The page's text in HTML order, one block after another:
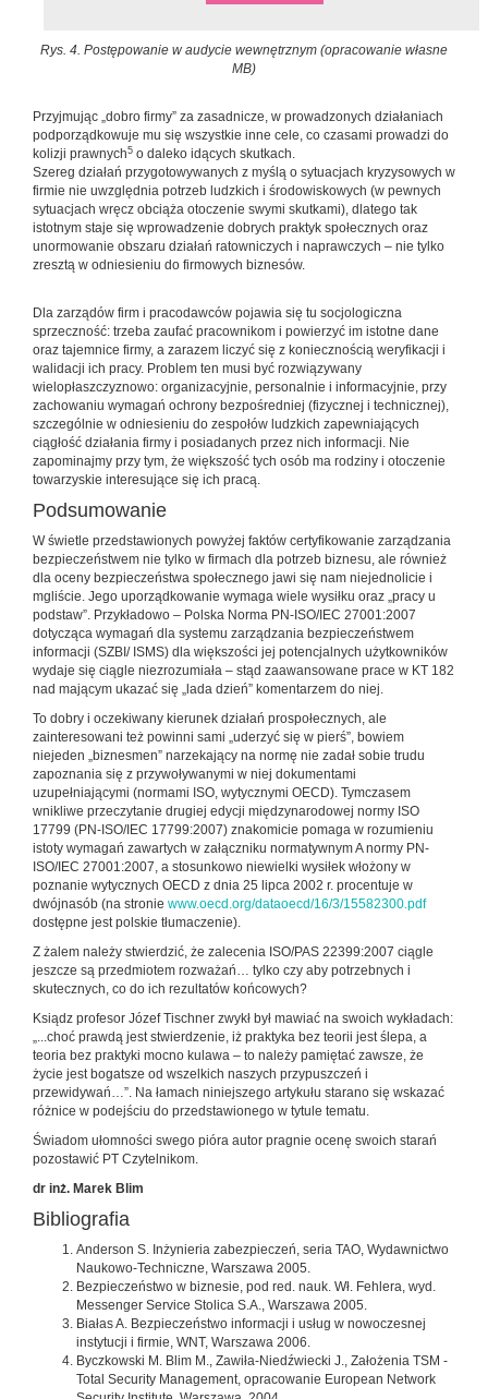
Rys. 4. Postępowanie w audycie wewnętrznym (opracowanie własne
MB)
Przyjmując „dobro firmy” za zasadnicze, w prowadzonych działaniach
podporządkowuje mu się wszystkie inne cele, co czasami prowadzi do
kolizji prawnych5 o daleko idących skutkach.
Szereg działań przygotowywanych z myślą o sytuacjach kryzysowych w
firmie nie uwzględnia potrzeb ludzkich i środowiskowych (w pewnych
sytuacjach wręcz obciąża otoczenie swymi skutkami), dlatego tak
istotnym staje się wprowadzenie dobrych praktyk społecznych oraz
unormowanie obszaru działań ratowniczych i naprawczych – nie tylko
zresztą w odniesieniu do firmowych biznesów.
Dla zarządów firm i pracodawców pojawia się tu socjologiczna
sprzeczność: trzeba zaufać pracownikom i powierzyć im istotne dane
oraz tajemnice firmy, a zarazem liczyć się z koniecznością weryfikacji i
walidacji ich pracy. Problem ten musi być rozwiązywany
wielopłaszczyznowo: organizacyjnie, personalnie i informacyjnie, przy
zachowaniu wymagań ochrony bezpośredniej (fizycznej i technicznej),
szczególnie w odniesieniu do zespołów ludzkich zapewniających
ciągłość działania firmy i posiadanych przez nich informacji. Nie
zapominajmy przy tym, że większość tych osób ma rodziny i otoczenie
towarzyskie interesujące się ich pracą.
Podsumowanie
W świetle przedstawionych powyżej faktów certyfikowanie zarządzania
bezpieczeństwem nie tylko w firmach dla potrzeb biznesu, ale również
dla oceny bezpieczeństwa społecznego jawi się nam niejednolicie i
mgliście. Jego uporządkowanie wymaga wiele wysiłku oraz „pracy u
podstaw”. Przykładowo – Polska Norma PN-ISO/IEC 27001:2007
dotycząca wymagań dla systemu zarządzania bezpieczeństwem
informacji (SZBI/ ISMS) dla większości jej potencjalnych użytkowników
wydaje się ciągle niezrozumiała – stąd zaawansowane prace w KT 182
nad mającym ukazać się „lada dzień” komentarzem do niej.
To dobry i oczekiwany kierunek działań prospołecznych, ale
zainteresowani też powinni sami „uderzyć się w pierś”, bowiem
niejeden „biznesmen” narzekający na normę nie zadał sobie trudu
zapoznania się z przywoływanymi w niej dokumentami
uzupełniającymi (normami ISO, wytycznymi OECD). Tymczasem
wnikliwe przeczytanie drugiej edycji międzynarodowej normy ISO
17799 (PN-ISO/IEC 17799:2007) znakomicie pomaga w rozumieniu
istoty wymagań zawartych w załączniku normatywnym A normy PN-
ISO/IEC 27001:2007, a stosunkowo niewielki wysiłek włożony w
poznanie wytycznych OECD z dnia 25 lipca 2002 r. procentuje w
dwójnasób (na stronie www.oecd.org/dataoecd/16/3/15582300.pdf
dostępne jest polskie tłumaczenie).
Z żalem należy stwierdzić, że zalecenia ISO/PAS 22399:2007 ciągle
jeszcze są przedmiotem rozważań… tylko czy aby potrzebnych i
skutecznych, co do ich rezultatów końcowych?
Ksiądz profesor Józef Tischner zwykł był mawiać na swoich wykładach:
„...choć prawdą jest stwierdzenie, iż praktyka bez teorii jest ślepa, a
teoria bez praktyki mocno kulawa – to należy pamiętać zawsze, że
życie jest bogatsze od wszelkich naszych przypuszczeń i
przewidywań…”. Na łamach niniejszego artykułu starano się wskazać
różnice w podejściu do przedstawionego w tytule tematu.
Świadom ułomności swego pióra autor pragnie ocenę swoich starań
pozostawić PT Czytelnikom.
dr inż. Marek Blim
Bibliografia
Anderson S. Inżynieria zabezpieczeń, seria TAO, Wydawnictwo
Naukowo-Techniczne, Warszawa 2005.
Bezpieczeństwo w biznesie, pod red. nauk. Wł. Fehlera, wyd.
Messenger Service Stolica S.A., Warszawa 2005.
Białas A. Bezpieczeństwo informacji i usług w nowoczesnej
instytucji i firmie, WNT, Warszawa 2006.
Byczkowski M. Blim M., Zawiła-Niedźwiecki J., Założenia TSM -
Total Security Management, opracowanie European Network